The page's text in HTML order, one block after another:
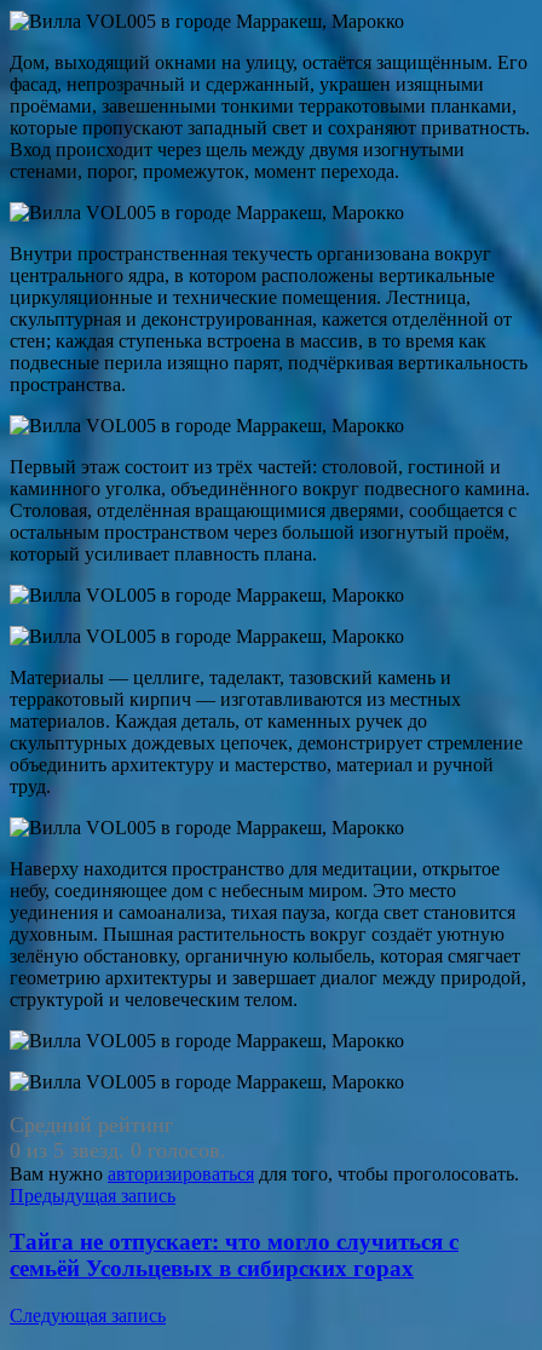
Дом, выходящий окнами на улицу, остаётся защищённым. Его
фасад, непрозрачный и сдержанный, украшен изящными
проёмами, завешенными тонкими терракотовыми планками,
которые пропускают западный свет и сохраняют приватность.
Вход происходит через щель между двумя изогнутыми
стенами, порог, промежуток, момент перехода.
Внутри пространственная текучесть организована вокруг
центрального ядра, в котором расположены вертикальные
циркуляционные и технические помещения. Лестница,
скульптурная и деконструированная, кажется отделённой от
стен; каждая ступенька встроена в массив, в то время как
подвесные перила изящно парят, подчёркивая вертикальность
пространства.
Первый этаж состоит из трёх частей: столовой, гостиной и
каминного уголка, объединённого вокруг подвесного камина.
Столовая, отделённая вращающимися дверями, сообщается с
остальным пространством через большой изогнутый проём,
который усиливает плавность плана.
Материалы — целлиге, таделакт, тазовский камень и
терракотовый кирпич — изготавливаются из местных
материалов. Каждая деталь, от каменных ручек до
скульптурных дождевых цепочек, демонстрирует стремление
объединить архитектуру и мастерство, материал и ручной
труд.
Наверху находится пространство для медитации, открытое
небу, соединяющее дом с небесным миром. Это место
уединения и самоанализа, тихая пауза, когда свет становится
духовным. Пышная растительность вокруг создаёт уютную
зелёную обстановку, органичную колыбель, которая смягчает
геометрию архитектуры и завершает диалог между природой,
структурой и человеческим телом.
Средний рейтинг
0 из 5 звезд. 0 голосов.
Вам нужно авторизироваться для того, чтобы проголосовать.
Навигация
по
записям
Предыдущая запись
Тайга не отпускает: что могло случиться с
семьёй Усольцевых в сибирских горах
Следующая запись